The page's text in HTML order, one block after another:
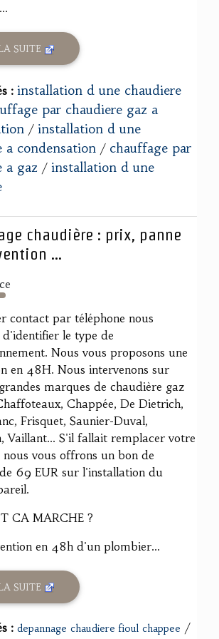
SUITE
: installation d une chaudiere
par chaudiere gaz a
/ installation d une
a condensation / chauffage par
a gaz / installation d une
chaudière : prix, panne
...
contact par téléphone nous
le type de
Nous vous proposons une
en 48H. Nous intervenons sur
marques de chaudière gaz
Chappée, De Dietrich,
Frisquet, Saunier-Duval,
Vaillant... S'il fallait remplacer votre
nous vous offrons un bon de
69 EUR sur l'installation du
CA MARCHE ?
en 48h d'un plombier...
SUITE
: depannage chaudiere fioul chappee /